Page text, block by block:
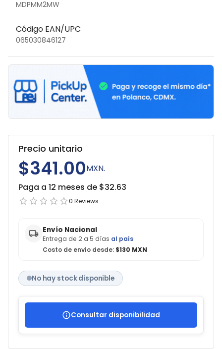
MDPMM2MW
Código EAN/UPC
065030846127
Precio unitario
$341.00MXN.
Paga a 12 meses de $32.63
0 Reviews
Envío Nacional
Entrega de 2 a 5 días al país
Costo de envío desde: $130 MXN
No hay stock disponible
Consultar disponibilidad